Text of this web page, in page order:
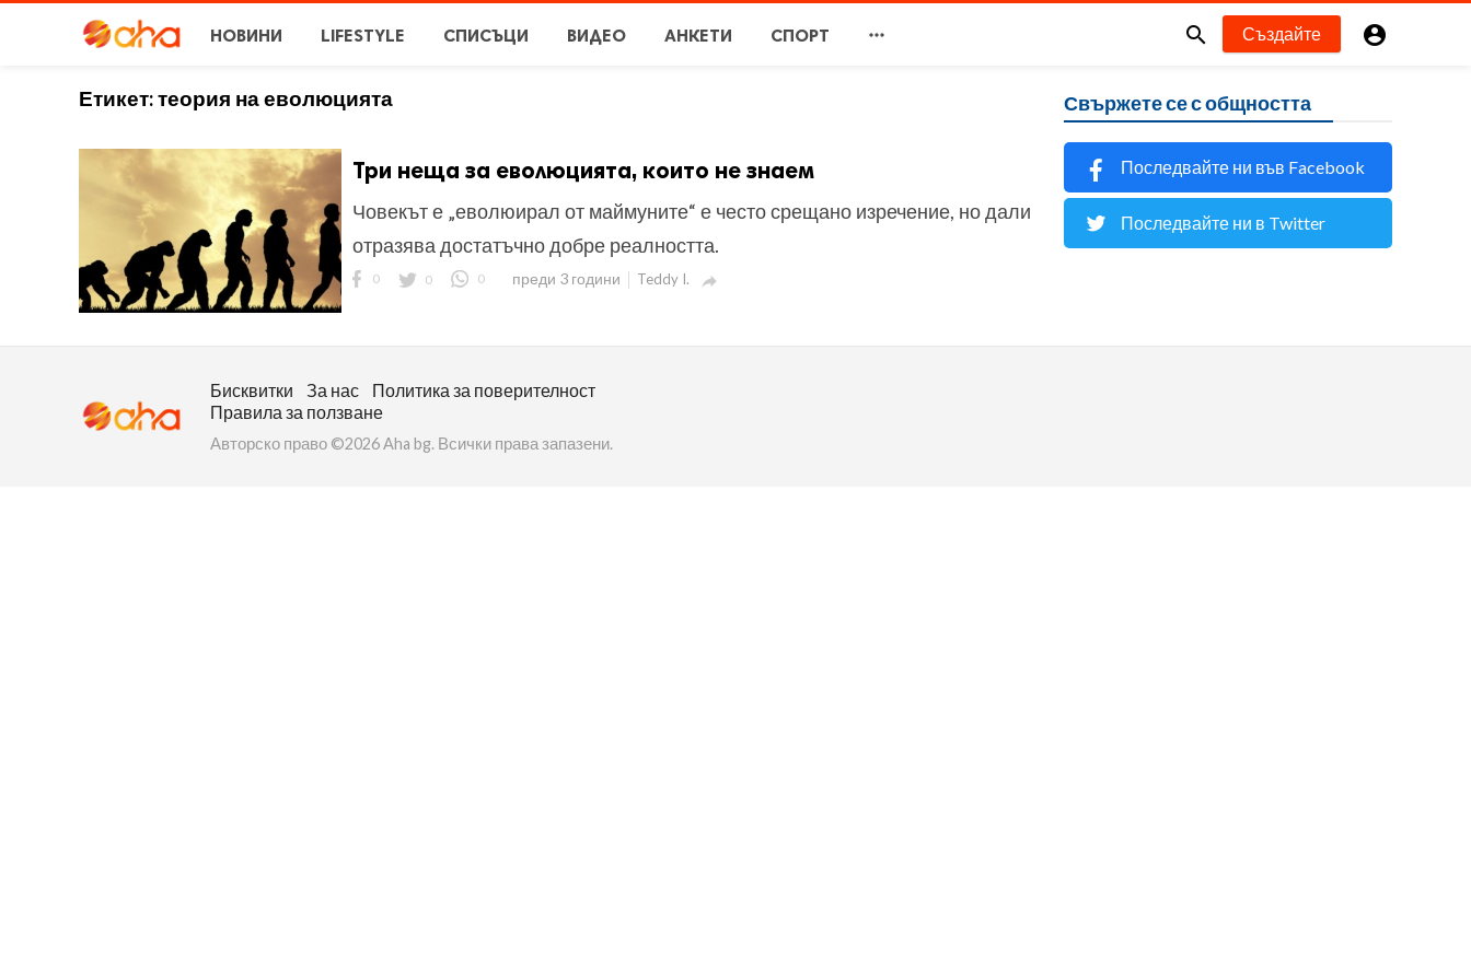
НОВИНИ LIFESTYLE СПИСЪЦИ ВИДЕО АНКЕТИ СПОРТ   Създайте 
Етикет:теория на еволюцията
Три неща за еволюцията, които не знаем
Човекът е „еволюирал от маймуните“ е често срещано изречение, но дали
отразява достатъчно добре реалността.
0 0 0 преди 3 години Teddy I. 
Свържете се с общността
Последвайте ни във Facebook
Последвайте ни в Twitter
Бисквитки За нас
Политика за поверителност
Правила за ползване
Авторско право ©2026 Aha bg. Всички права запазени.